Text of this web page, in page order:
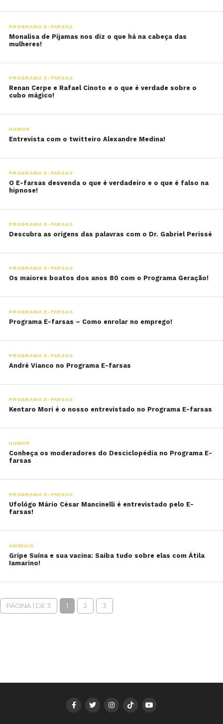
PROGRAMA E-FARSAS
Monalisa de Pijamas nos diz o que há na cabeça das
mulheres!
PROGRAMA E-FARSAS
Renan Cerpe e Rafael Cinoto e o que é verdade sobre o
cubo mágico!
HUMOR
Entrevista com o twitteiro Alexandre Medina!
PROGRAMA E-FARSAS
O E-farsas desvenda o que é verdadeiro e o que é falso na
hipnose!
PROGRAMA E-FARSAS
Descubra as origens das palavras com o Dr. Gabriel Perissé
PROGRAMA E-FARSAS
Os maiores boatos dos anos 80 com o Programa Geração!
PROGRAMA E-FARSAS
Programa E-farsas – Como enrolar no emprego!
PROGRAMA E-FARSAS
André Vianco no Programa E-farsas
PROGRAMA E-FARSAS
Kentaro Mori é o nosso entrevistado no Programa E-farsas
HUMOR
Conheça os moderadores do Desciclopédia no Programa E-
farsas
PROGRAMA E-FARSAS
Ufológo Mário César Mancinelli é entrevistado pelo E-
farsas!
ANIMAIS
Gripe Suína e sua vacina: Saiba tudo sobre elas com Átila
Iamarino!
PÁGINA 1 DE 3 1 2 3